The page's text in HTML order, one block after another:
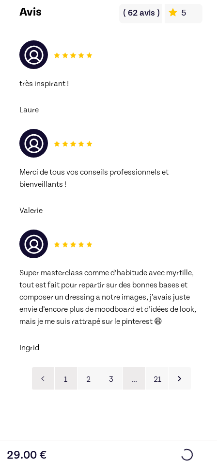
Avis ( 62avis ) 5
très inspirant !
Laure
Merci de tous vos conseils professionnels et
bienveillants !
Valerie
Super masterclass comme d’habitude avec myrtille,
tout est fait pour repartir sur des bonnes bases et
composer un dressing a notre images, j’avais juste
envie d’encore plus de moodboard et d’idées de look,
mais je me suis rattrapé sur le pinterest 😆
Ingrid
1 2 3 … 21
29.00 €